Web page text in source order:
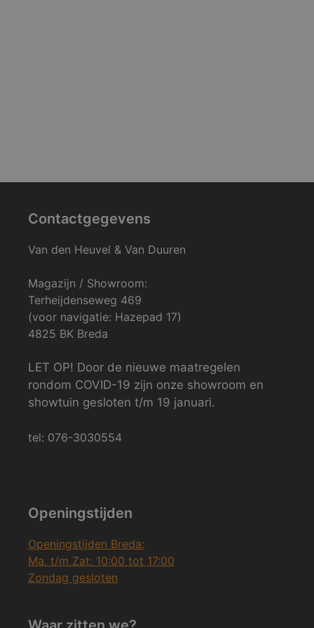
Contactgegevens
Van den Heuvel & Van Duuren
Magazijn / Showroom:
Terheijdenseweg 469
(voor navigatie: Hazepad 17)
4825 BK Breda
LET OP! Door de nieuwe maatregelen
rondom COVID-19 zijn onze showroom en
showtuin gesloten t/m 19 januari.
tel: 076-3030554
Openingstijden
Openingstijden Breda:
Ma. t/m Zat: 10:00 tot 17:00
Zondag gesloten